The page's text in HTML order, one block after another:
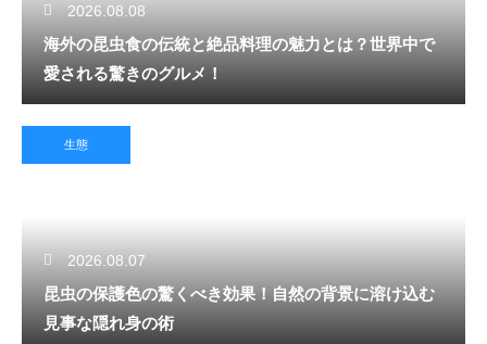
2026.08.08
海外の昆虫食の伝統と絶品料理の魅力とは？世界中で
愛される驚きのグルメ！
生態
2026.08.07
昆虫の保護色の驚くべき効果！自然の背景に溶け込む
見事な隠れ身の術